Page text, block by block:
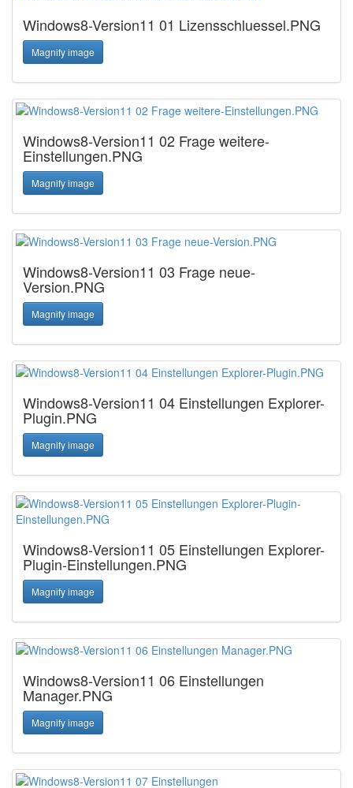
Windows8-Version11 01 Lizensschluessel.PNG
Magnify image
Windows8-Version11 02 Frage weitere-
Einstellungen.PNG
Magnify image
Windows8-Version11 03 Frage neue-
Version.PNG
Magnify image
Windows8-Version11 04 Einstellungen Explorer-
Plugin.PNG
Magnify image
Windows8-Version11 05 Einstellungen Explorer-
Plugin-Einstellungen.PNG
Magnify image
Windows8-Version11 06 Einstellungen
Manager.PNG
Magnify image